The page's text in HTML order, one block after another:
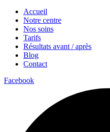
Accueil
Notre centre
Nos soins
Tarifs
Résultats avant / après
Blog
Contact
Facebook